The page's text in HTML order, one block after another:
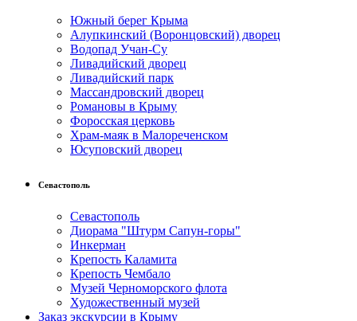
Южный берег Крыма
Алупкинский (Воронцовский) дворец
Водопад Учан-Су
Ливадийский дворец
Ливадийский парк
Массандровский дворец
Романовы в Крыму
Форосская церковь
Храм-маяк в Малореченском
Юсуповский дворец
Севастополь
Севастополь
Диорама "Штурм Сапун-горы"
Инкерман
Крепость Каламита
Крепость Чембало
Музей Черноморского флота
Художественный музей
Заказ экскурсии в Крыму